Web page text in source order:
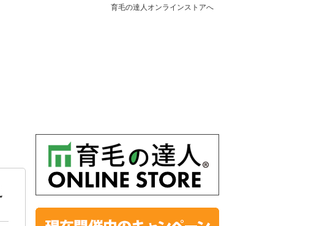
育毛の達人オンラインストアへ